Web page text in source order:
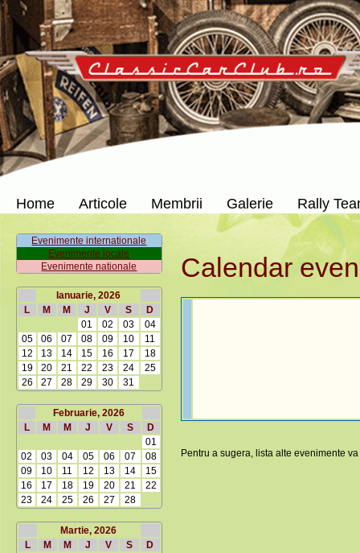
Home Articole Membrii Galerie Rally
Evenimente internationale
Evenimente locale
Evenimente nationale
Ianuarie, 2026
L
M M J V S
D
01
02 03
04
05
06 07 08 09 10
11
12
13 14 15 16 17
18
19
20 21 22 23 24
25
26
27 28 29 30 31
Februarie, 2026
L
M M J V S
D
01
02
03 04 05 06 07
08
09
10 11 12 13 14
15
16
17 18 19 20 21
22
23
24 25 26 27 28
Martie, 2026
L
M M J V S
D
Calendar
Pentru a sugera, lista alte evenimente